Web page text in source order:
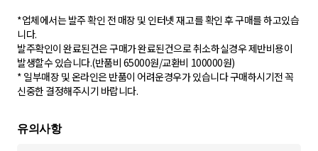
*업체에서는 발주 확인 전 매장 및 인터넷 재고를 확인 후 구매를 하고있습
니다.
발주확인이 완료된건은 구매가 완료된건으로 취소하실경우 제반비용이
발생할수 있습니다.(반품비 65000원/교환비 100000원)
* 일부매장 및 온라인은 반품이 어려운경우가 있습니다 구매하시기전 꼭
유의사항